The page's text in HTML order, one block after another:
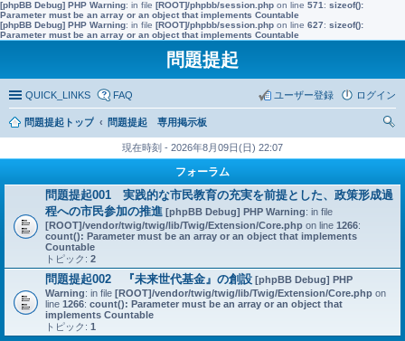
[phpBB Debug] PHP Warning: in file [ROOT]/phpbb/session.php on line 571 : sizeof():
Parameter must be an array or an object that implements Countable
[phpBB Debug] PHP Warning: in file [ROOT]/phpbb/session.php on line 627: sizeof():
Parameter must be an array or an object that implements Countable
問題提起
QUICK_LINKS FAQ ログイン
ユーザー登録
問題提起トップ
問題提起 専用掲示板
現在時刻 - 2026年8月09日(日) 22:07
フォーラム
問題提起001 実践的な市民教育の充実を前提とした、政策形成過
程への市民参加の推進 [phpBB Debug] PHP Warning: in file
[ROOT]/vendor/twig/twig/lib/Twig/Extension/Core.php on line 1266:
count(): Parameter must be an array or an object that implements
Countable
トピック: 2
問題提起002 『未来世代基金』の創設 [phpBB Debug] PHP
Warning: in file [ROOT]/vendor/twig/twig/lib/Twig/Extension/Core.php on
line 1266: count(): Parameter must be an array or an object that
implements Countable
トピック: 1